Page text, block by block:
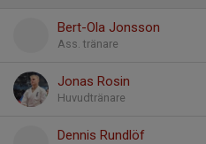
Bert-Ola Jonsson
Ass. tränare
Jonas Rosin
Huvudtränare
Dennis Rundlöf